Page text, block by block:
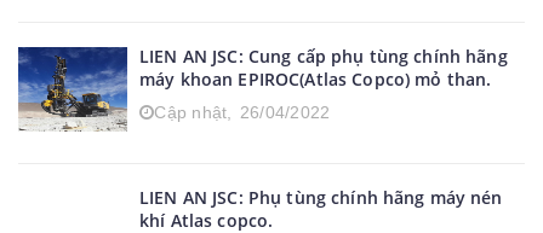
LIEN AN JSC: Cung cấp phụ tùng chính hãng
máy khoan EPIROC(Atlas Copco) mỏ than.
Cập nhật, 26/04/2022
LIEN AN JSC: Phụ tùng chính hãng máy nén
khí Atlas copco.